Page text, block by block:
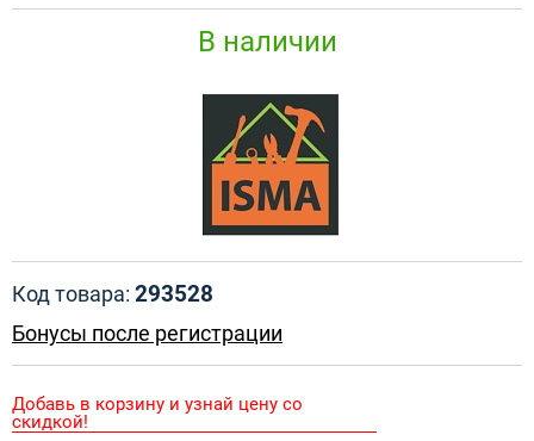
В наличии
Код товара: 293528
Бонусы после регистрации
Добавь в корзину и узнай цену со
скидкой!